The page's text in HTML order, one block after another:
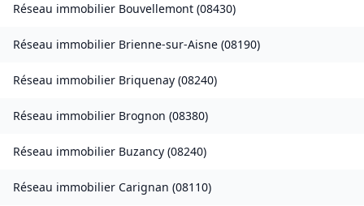
Réseau immobilier Bouvellemont (08430)
Réseau immobilier Brienne-sur-Aisne (08190)
Réseau immobilier Briquenay (08240)
Réseau immobilier Brognon (08380)
Réseau immobilier Buzancy (08240)
Réseau immobilier Carignan (08110)